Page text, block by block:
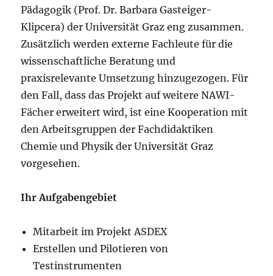
Pädagogik (Prof. Dr. Barbara Gasteiger-
Klipcera) der Universität Graz eng zusammen.
Zusätzlich werden externe Fachleute für die
wissenschaftliche Beratung und
praxisrelevante Umsetzung hinzugezogen. Für
den Fall, dass das Projekt auf weitere NAWI-
Fächer erweitert wird, ist eine Kooperation mit
den Arbeitsgruppen der Fachdidaktiken
Chemie und Physik der Universität Graz
vorgesehen.
Ihr Aufgabengebiet
Mitarbeit im Projekt ASDEX
Erstellen und Pilotieren von
Testinstrumenten